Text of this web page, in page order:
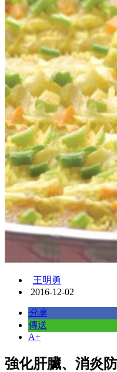
王明勇
2016-12-02
分享
傳送
A+
強化肝臟、消炎